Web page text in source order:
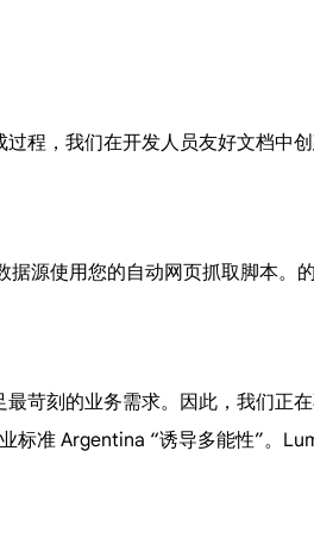
程，我们在开发人员友好文档中
源使用您的自动网页抓取脚本
苛刻的业务需求。因此，我们正
标准 Argentina “诱导多能性”。